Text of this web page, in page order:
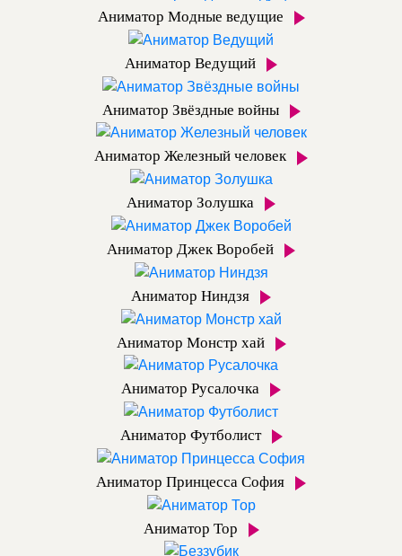
Аниматор Модные ведущие
Аниматор Ведущий
Аниматор Звёздные войны
Аниматор Железный человек
Аниматор Золушка
Аниматор Джек Воробей
Аниматор Ниндзя
Аниматор Монстр хай
Аниматор Русалочка
Аниматор Футболист
Аниматор Принцесса София
Аниматор Тор